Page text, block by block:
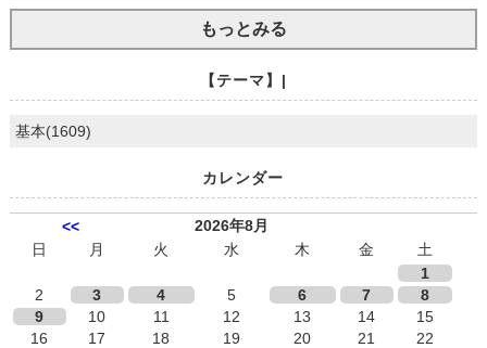
もっとみる
【テーマ】|
基本(1609)
カレンダー
<<
2026年8月
日
月 火 水 木 金
土
1
2
3 4 5 6 7
8
9
10 11 12 13 14
15
16
17 18 19 20 21
22